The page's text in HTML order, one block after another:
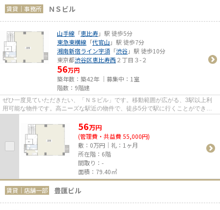
賃貸｜事務所 ＮＳビル
山手線 「恵比寿」駅 徒歩5分
東急東横線 「代官山 」駅 徒歩7分
湘南新宿ライン宇須 「渋谷」駅 徒歩10分
東京都渋谷区恵比寿西 ２丁目３-２
56万円
築年数：築42年 ｜募集中： 1室
階数：9階建
ぜひ一度見ていただきたい、「ＮＳビル」です。移動範囲が広がる、3駅以上利
用可能な物件です。高ニーズな駅近の物件で、徒歩5分で駅に行くことができま
56万円
(管理費・共益費 55,000円)
敷：0万円｜礼：1ヶ月
所在階：6階
間取り：-
面積：79.40㎡
賃貸｜店舗一部 豊匯ビル